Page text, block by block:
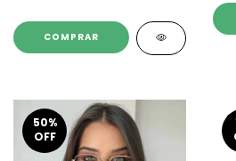
COMPRAR
50%
OFF